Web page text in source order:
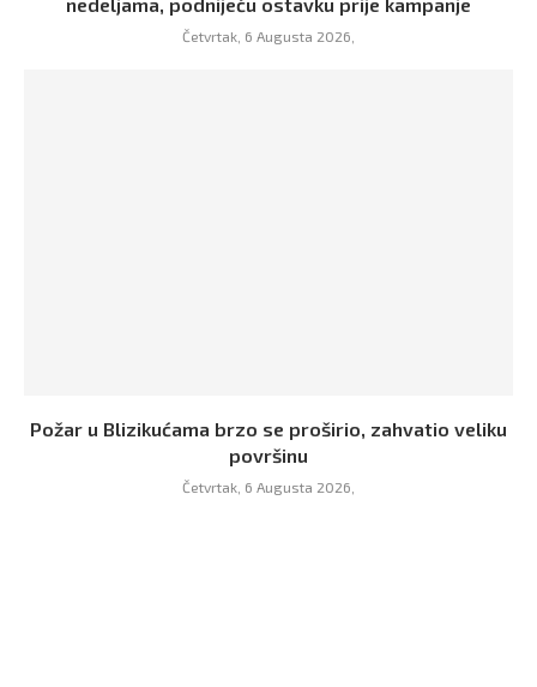
Četvrtak, 6 Augusta 2026,
Požar u Blizikućama brzo se proširio, zahvatio veliku
površinu
Četvrtak, 6 Augusta 2026,